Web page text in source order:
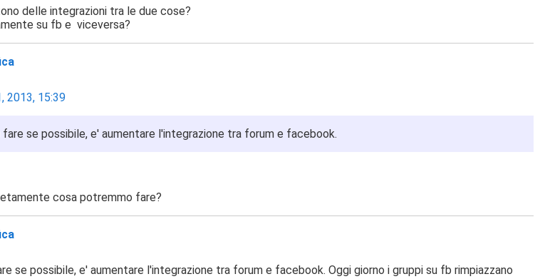
delle integrazioni tra le due cose?
su fb e viceversa?
2013, 15:39
se possibile, e' aumentare l'integrazione tra forum e facebook.
cosa potremmo fare?
se possibile, e' aumentare l'integrazione tra forum e facebook. Oggi giorno i gruppi su fb rimpiazzano